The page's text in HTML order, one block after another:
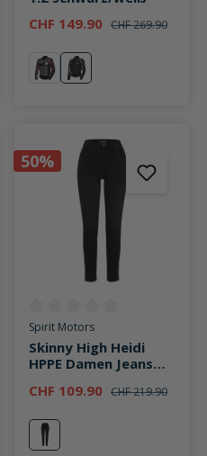
CHF 149.90 CHF 269.90
rot weiß
3.5 von 5 Sternen
50%
Durchschnittliche Bewertung
Spirit Motors
Skinny High Heidi
HPPE Damen Jeans
CHF 109.90 CHF 219.90
schwarz